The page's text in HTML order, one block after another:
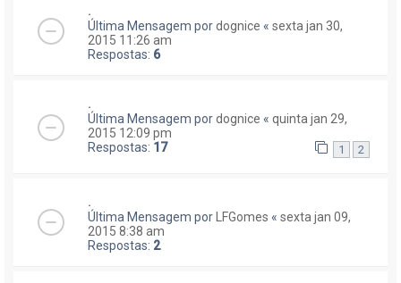
.
Última Mensagem pordognice « sexta jan 30,
2015 11:26 am
Respostas: 6
.
Última Mensagem pordognice « quinta jan 29,
2015 12:09 pm
Respostas: 17 1 2
.
Última Mensagem porLFGomes « sexta jan 09,
2015 8:38 am
Respostas: 2